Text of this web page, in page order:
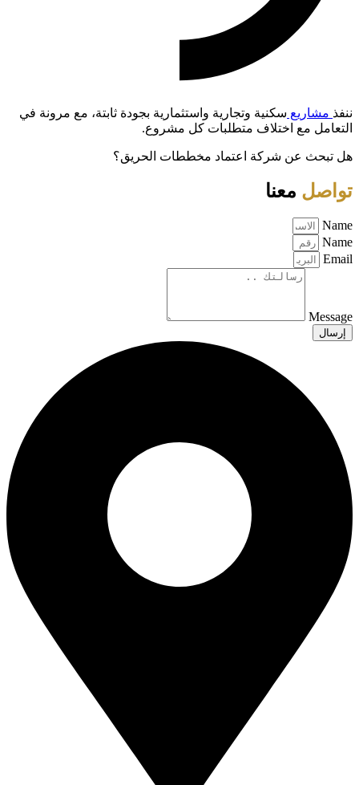
ننفذ مشاريع سكنية وتجارية واستثمارية بجودة ثابتة، مع مرونة في
التعامل مع اختلاف متطلبات كل مشروع.
هل تبحث عن شركة اعتماد مخططات الحريق؟
تواصل معنا
Name
Name
Email
Message
إرسال